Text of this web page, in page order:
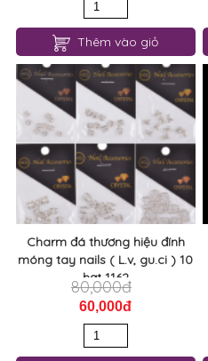
Thêm vào giỏ
Charm đá thương hiệu đính
móng tay nails ( L.v, gu.ci ) 10
hạt 1162
80,000đ
60,000đ